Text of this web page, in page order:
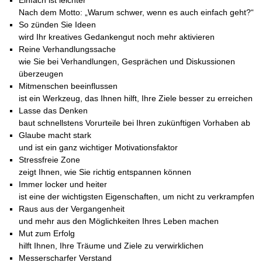
Ihren Zeitgewinn maximieren
GbR-Vertrag mit beschränkter Haftung
GbR als Einzelperson gründen
Nach dem Motto: „Warum schwer, wenn es auch einfach geht?“
So zünden Sie Ideen
wird Ihr kreatives Gedankengut noch mehr aktivieren
Reine Verhandlungssache
wie Sie bei Verhandlungen, Gesprächen und Diskussionen
überzeugen
Mitmenschen beeinflussen
ist ein Werkzeug, das Ihnen hilft, Ihre Ziele besser zu erreichen
Lasse das Denken
baut schnellstens Vorurteile bei Ihren zukünftigen Vorhaben ab
Glaube macht stark
und ist ein ganz wichtiger Motivationsfaktor
Stressfreie Zone
zeigt Ihnen, wie Sie richtig entspannen können
Immer locker und heiter
ist eine der wichtigsten Eigenschaften, um nicht zu verkrampfen
Raus aus der Vergangenheit
und mehr aus den Möglichkeiten Ihres Leben machen
Mut zum Erfolg
hilft Ihnen, Ihre Träume und Ziele zu verwirklichen
Messerscharfer Verstand